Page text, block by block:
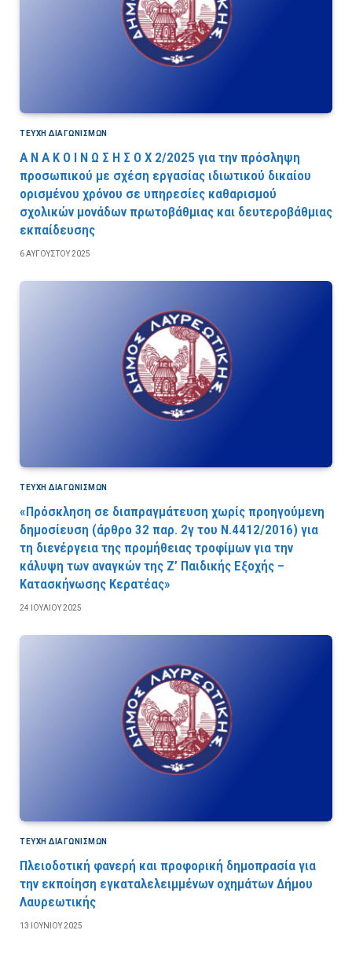
ΤΕΎΧΗ ΔΙΑΓΩΝΙΣΜΏΝ
Α Ν Α Κ Ο Ι Ν Ω Σ Η Σ Ο Χ 2/2025 για την πρόσληψη
προσωπικού με σχέση εργασίας ιδιωτικού δικαίου
ορισμένου χρόνου σε υπηρεσίες καθαρισμού
σχολικών μονάδων πρωτοβάθμιας και δευτεροβάθμιας
εκπαίδευσης
6 ΑΥΓΟΎΣΤΟΥ 2025
ΤΕΎΧΗ ΔΙΑΓΩΝΙΣΜΏΝ
«Πρόσκληση σε διαπραγμάτευση χωρίς προηγούμενη
δημοσίευση (άρθρο 32 παρ. 2γ του Ν.4412/2016) για
τη διενέργεια της προμήθειας τροφίμων για την
κάλυψη των αναγκών της Ζ’ Παιδικής Εξοχής –
Κατασκήνωσης Κερατέας»
24 ΙΟΥΛΊΟΥ 2025
ΤΕΎΧΗ ΔΙΑΓΩΝΙΣΜΏΝ
Πλειοδοτική φανερή και προφορική δημοπρασία για
την εκποίηση εγκαταλελειμμένων οχημάτων Δήμου
Λαυρεωτικής
13 ΙΟΥΝΊΟΥ 2025